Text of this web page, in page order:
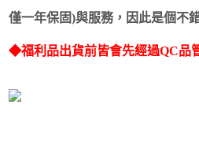
僅一年保固)與服務，因此是個不
◆福利品出貨前皆會先經過QC品